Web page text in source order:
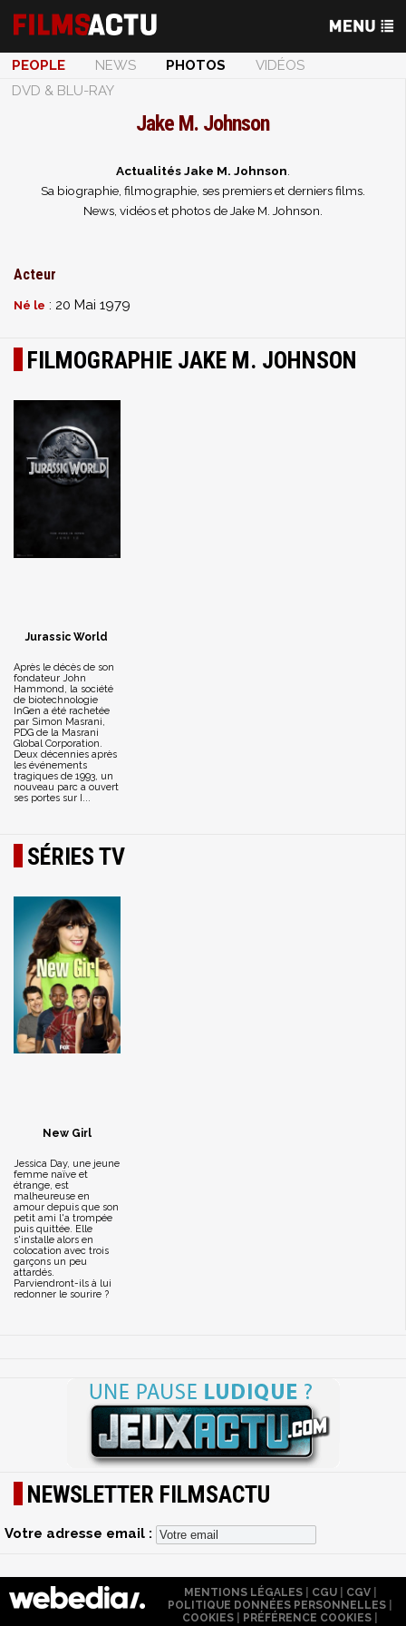
PEOPLE NEWS PHOTOS
VIDÉOS
DVD & BLU-RAY
Jake M. Johnson
Actualités Jake M. Johnson
Sa biographie, filmographie, ses premiers et derniers films.
News, vidéos et photos de Jake M. Johnson.
Acteur
Né le : 20 Mai 1979
FILMOGRAPHIE JAKE M. JOHNSON
Jurassic World
Après le décès de son
fondateur John
Hammond, la société
de biotechnologie
InGen a été rachetée
par Simon Masrani,
PDG de la Masrani
Global Corporation.
Deux décennies après
les événements
tragiques de 1993, un
nouveau parc a ouvert
ses portes sur I...
SÉRIES TV
New Girl
Jessica Day, une jeune
femme naïve et
étrange, est
malheureuse en
amour depuis que son
petit ami l'a trompée
puis quittée. Elle
s'installe alors en
colocation avec trois
garçons un peu
attardés.
Parviendront-ils à lui
redonner le sourire ?
NEWSLETTER FILMSACTU
Votre adresse email :
MENTIONS LÉGALES| CGU| CGV|
POLITIQUE DONNÉES PERSONNELLES
COOKIES
PRÉFÉRENCE COOKIES